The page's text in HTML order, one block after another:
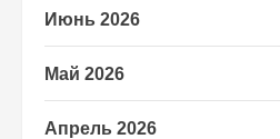
Июнь 2026
Май 2026
Апрель 2026